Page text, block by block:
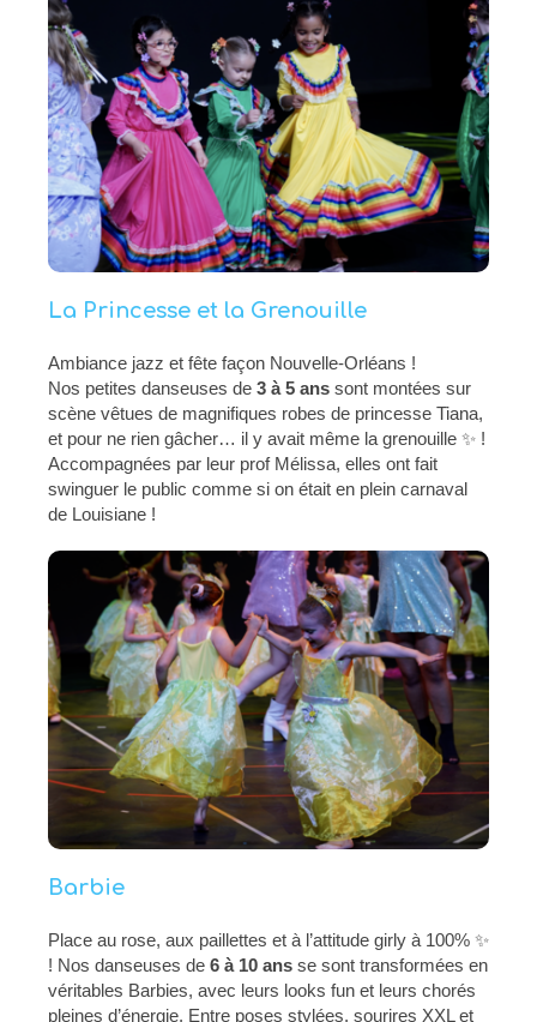
La Princesse et la Grenouille
Ambiance jazz et fête façon Nouvelle-Orléans !
Nos petites danseuses de 3 à 5 ans sont montées sur
scène vêtues de magnifiques robes de princesse Tiana,
et pour ne rien gâcher… il y avait même la grenouille ✨ !
Accompagnées par leur prof Mélissa, elles ont fait
swinguer le public comme si on était en plein carnaval
de Louisiane !
Barbie
Place au rose, aux paillettes et à l’attitude girly à 100% ✨
! Nos danseuses de 6 à 10 ans se sont transformées en
véritables Barbies, avec leurs looks fun et leurs chorés
pleines d’énergie. Entre poses stylées, sourires XXL et